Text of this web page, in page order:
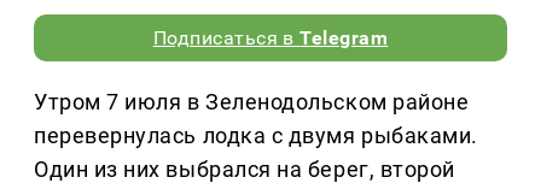
Подписаться вTelegram
Утром 7 июля в Зеленодольском районе
перевернулась лодка с двумя рыбаками.
Один из них выбрался на берег, второй